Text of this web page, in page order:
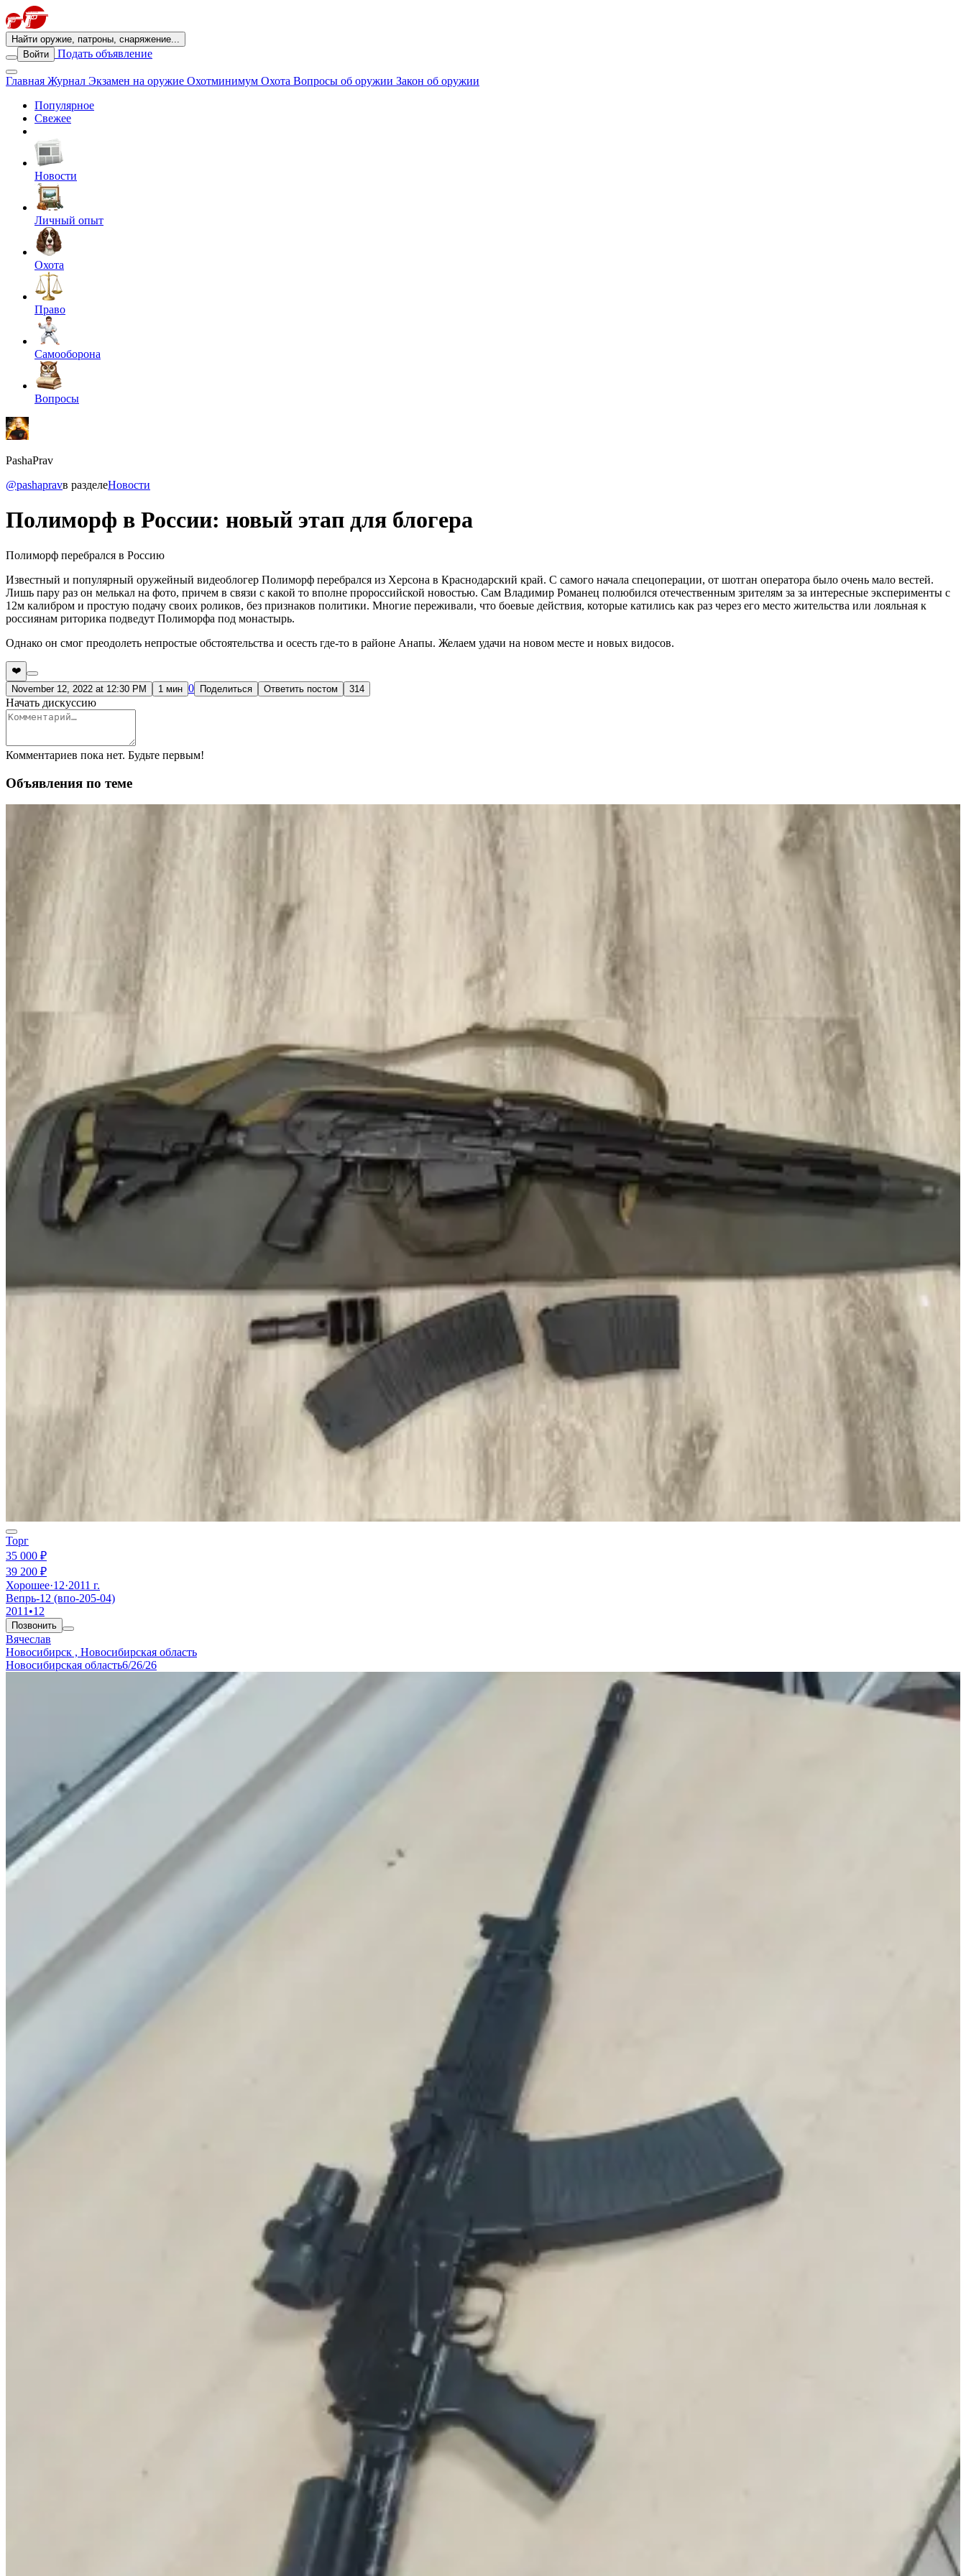
Найти оружие, патроны, снаряжение...
Войти
Подать объявление
Главная Журнал Экзамен на оружие Охотминимум Охота Вопросы об оружии Закон об оружии
Популярное
Свежее
Новости
Личный опыт
Охота
Право
Самооборона
Вопросы
PashaPrav
@pashapravв разделеНовости
Полиморф в России: новый этап для блогера
Полиморф перебрался в Россию
Известный и популярный оружейный видеоблогер Полиморф перебрался из Херсона в Краснодарский край. С самого начала спецоперации, от шотган оператора было очень мало вестей.
Лишь пару раз он мелькал на фото, причем в связи с какой то вполне пророссийской новостью. Сам Владимир Романец полюбился отечественным зрителям за за интересные эксперименты с
12м калибром и простую подачу своих роликов, без признаков политики. Многие переживали, что боевые действия, которые катились как раз через его место жительства или лояльная к
россиянам риторика подведут Полиморфа под монастырь.
Однако он смог преодолеть непростые обстоятельства и осесть где-то в районе Анапы. Желаем удачи на новом месте и новых видосов.
❤️
November 12, 2022 at 12:30 PM
1 мин 0 Поделиться Ответить постом 314
Начать дискуссию
Комментариев пока нет. Будьте первым!
Объявления по теме
Торг
35 000 ₽
39 200 ₽
Хорошее·12·2011 г.
Вепрь-12 (впо-205-04)
2011 •12
Позвонить
Вячеслав
Новосибирск , Новосибирская область
Новосибирская область6/26/26